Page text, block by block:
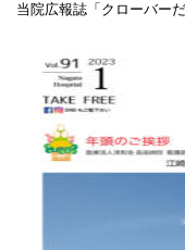
当院広報誌「クローバー